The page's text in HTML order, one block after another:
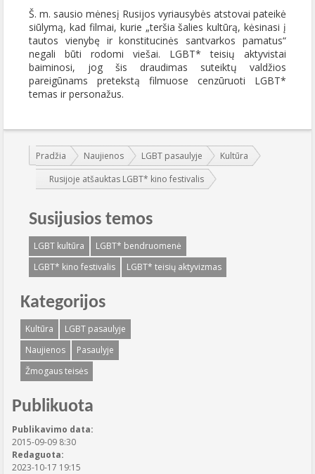
Š. m. sausio mėnesį Rusijos vyriausybės atstovai pateikė
siūlymą, kad filmai, kurie „teršia šalies kultūrą, kėsinasi į
tautos vienybę ir konstitucinės santvarkos pamatus“
negali būti rodomi viešai. LGBT* teisių aktyvistai
baiminosi, jog šis draudimas suteiktų valdžios
pareigūnams pretekstą filmuose cenzūruoti LGBT*
temas ir personažus.
Jūs esate čia:
Pradžia Naujienos LGBT pasaulyje
Kultūra
Rusijoje atšauktas LGBT* kino festivalis
Susijusios temos
LGBT kultūra
LGBT* bendruomenė
LGBT* kino festivalis
LGBT* teisių aktyvizmas
Kategorijos
Kultūra
LGBT pasaulyje
Naujienos
Pasaulyje
Žmogaus teisės
Publikuota
Publikavimo data:
2015-09-09 8:30
Redaguota:
2023-10-17 19:15